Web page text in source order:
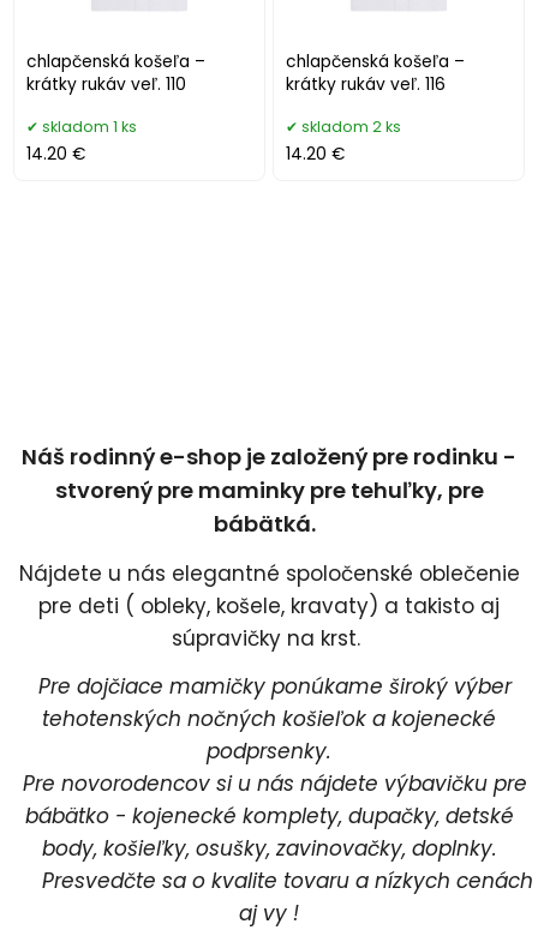
chlapčenská košeľa –
krátky rukáv veľ. 110
skladom 1 ks
14.20 €
chlapčenská košeľa –
krátky rukáv veľ. 116
skladom 2 ks
14.20 €
Náš rodinný e-shop je založený pre rodinku -
stvorený pre maminky pre tehuľky, pre
bábätká.
Nájdete u nás elegantné spoločenské oblečenie
pre deti ( obleky, košele, kravaty) a takisto aj
súpravičky na krst.
Pre dojčiace mamičky ponúkame široký výber
tehotenských nočných košieľok a kojenecké
podprsenky.
Pre novorodencov si u nás nájdete výbavičku pre
bábätko - kojenecké komplety, dupačky, detské
body, košieľky, osušky, zavinovačky, doplnky.
Presvedčte sa o kvalite tovaru a nízkych cenách
aj vy !